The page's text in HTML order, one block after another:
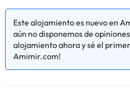
comprende:
Recibimiento
Sala TV
Terraza con piscina equipada
sala de desayuno climatizado
Este alojamiento es nuevo en
aún no disponemos de
alojamiento ahora y sé el
Amimir.com!